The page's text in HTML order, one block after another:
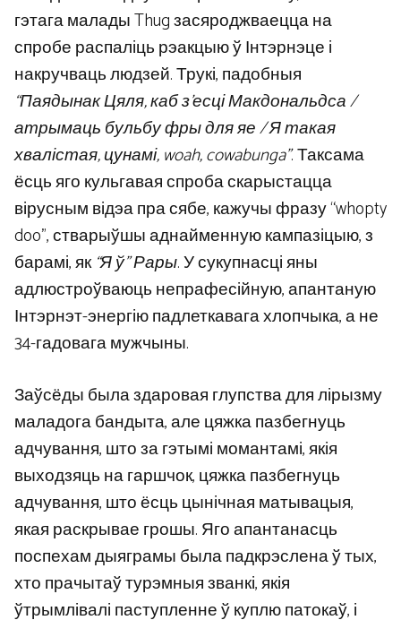
гэтага малады Thug засяроджваецца на
спробе распаліць рэакцыю ў Інтэрнэце і
накручваць людзей. Трукі, падобныя
“Паядынак Цяля, каб з’есці Макдональдса /
атрымаць бульбу фры для яе / Я такая
хвалістая, цунамі, woah, cowabunga”. Таксама
ёсць яго кульгавая спроба скарыстацца
вірусным відэа пра сябе, кажучы фразу “whopty
doo”, стварыўшы аднайменную кампазіцыю, з
барамі, як“Я ў” Рары. У сукупнасці яны
адлюстроўваюць непрафесійную, апантаную
Інтэрнэт-энергію падлеткавага хлопчыка, а не
34-гадовага мужчыны.
Заўсёды была здаровая глупства для лірызму
маладога бандыта, але цяжка пазбегнуць
адчування, што за гэтымі момантамі, якія
выходзяць на гаршчок, цяжка пазбегнуць
адчування, што ёсць цынічная матывацыя,
якая раскрывае грошы. Яго апантанасць
поспехам дыяграмы была падкрэслена ў тых,
хто прачытаў турэмныя званкі, якія
ўтрымлівалі паступленне ў куплю патокаў, і